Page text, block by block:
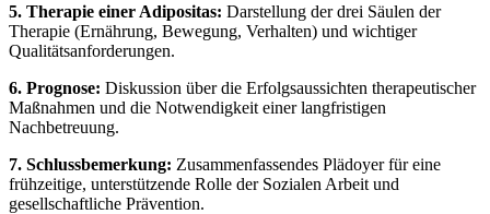
5. Therapie einer Adipositas: Darstellung der drei Säulen der
Therapie (Ernährung, Bewegung, Verhalten) und wichtiger
Qualitätsanforderungen.
6. Prognose: Diskussion über die Erfolgsaussichten therapeutischer
Maßnahmen und die Notwendigkeit einer langfristigen
Nachbetreuung.
7. Schlussbemerkung: Zusammenfassendes Plädoyer für eine
frühzeitige, unterstützende Rolle der Sozialen Arbeit und
gesellschaftliche Prävention.